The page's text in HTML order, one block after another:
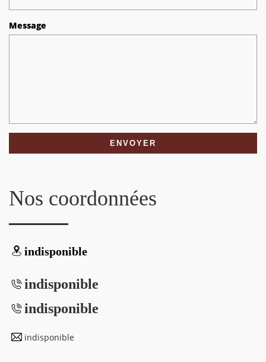
Message
Nos coordonnées
indisponible
indisponible
indisponible
indisponible